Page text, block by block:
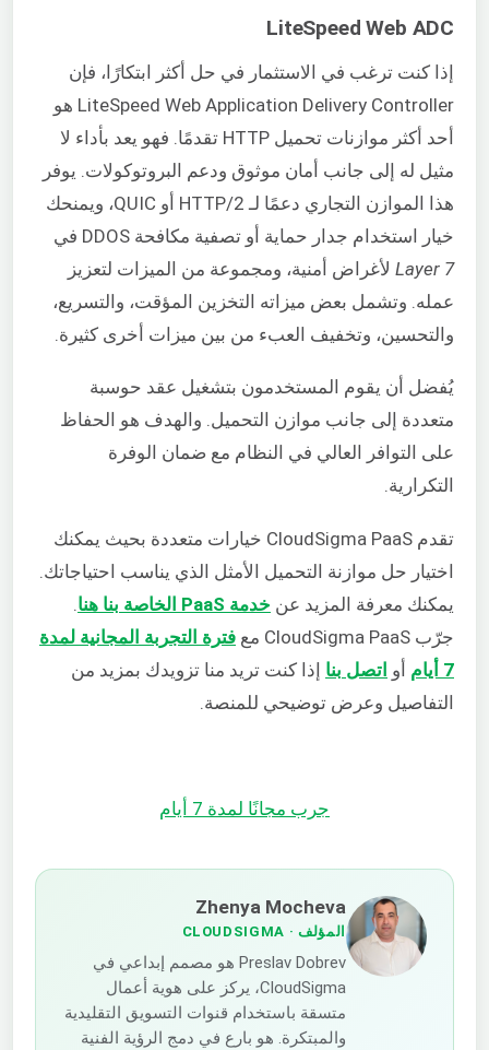
LiteSpeed Web ADC
إذا كنت ترغب في الاستثمار في حل أكثر ابتكارًا، فإن
LiteSpeed Web Application Delivery Controller هو
أحد أكثر موازنات تحميل HTTP تقدمًا. فهو يعد بأداء لا
مثيل له إلى جانب أمان موثوق ودعم البروتوكولات. يوفر
هذا الموازن التجاري دعمًا لـ HTTP/2 أو QUIC، ويمنحك
خيار استخدام جدار حماية أو تصفية مكافحة DDOS في
Layer 7 لأغراض أمنية، ومجموعة من الميزات لتعزيز
عمله. وتشمل بعض ميزاته التخزين المؤقت، والتسريع،
والتحسين، وتخفيف العبء من بين ميزات أخرى كثيرة.
يُفضل أن يقوم المستخدمون بتشغيل عقد حوسبة
متعددة إلى جانب موازن التحميل. والهدف هو الحفاظ
على التوافر العالي في النظام مع ضمان الوفرة
التكرارية.
تقدم CloudSigma PaaS خيارات متعددة بحيث يمكنك
اختيار حل موازنة التحميل الأمثل الذي يناسب احتياجاتك.
يمكنك معرفة المزيد عن خدمة PaaS الخاصة بنا هنا
جرّب CloudSigma PaaS مع
فترة التجربة المجانية لمدة
7 أيام
أو اتصل بنا إذا كنت تريد منا تزويدك بمزيد من
التفاصيل وعرض توضيحي للمنصة.
جرب مجانًا لمدة 7 أيام
Zhenya Mocheva
المؤلف· CLOUDSIGMA
Preslav Dobrev هو مصمم إبداعي في
CloudSigma، يركز على هوية أعمال
متسقة باستخدام قنوات التسويق التقليدية
والمبتكرة. هو بارع في دمج الرؤية الفنية